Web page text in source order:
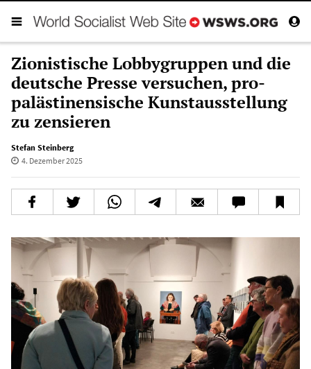
Zionistische Lobbygruppen und die
deutsche Presse versuchen, pro-
palästinensische Kunstausstellung
zu zensieren
Stefan Steinberg
4. Dezember 2025